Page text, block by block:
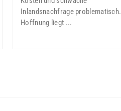
Inlandsnachfrage problematisch.
Hoffnung liegt ...